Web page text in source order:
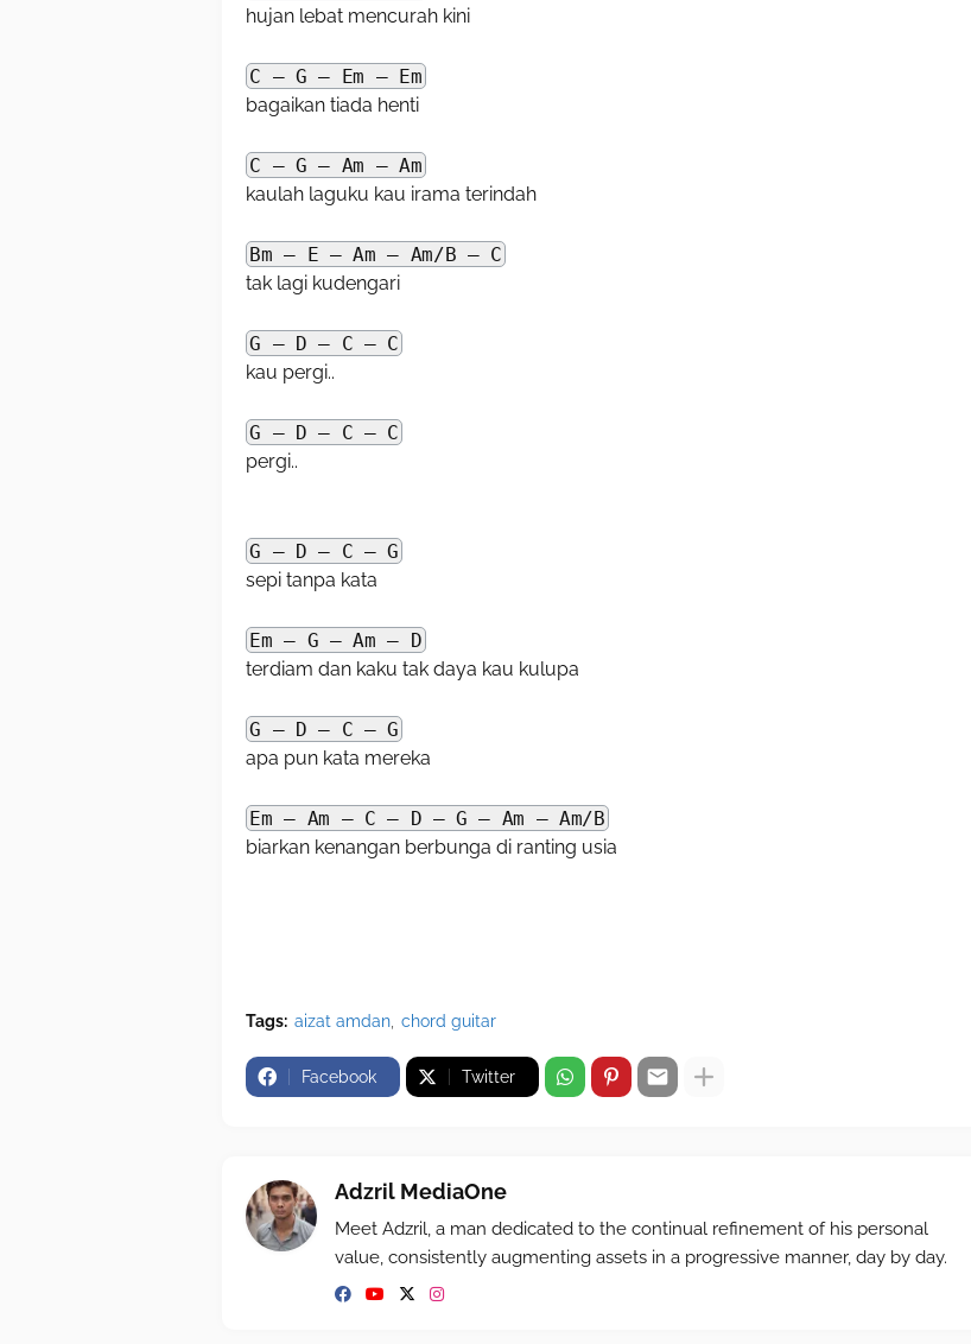
hujan lebat mencurah kini
C – G – Em – Em
bagaikan tiada henti
C – G – Am – Am
kaulah laguku kau irama terindah
Bm – E – Am – Am/B – C
tak lagi kudengari
G – D – C – C
kau pergi..
G – D – C – C
pergi..
G – D – C – G
sepi tanpa kata
Em – G – Am – D
terdiam dan kaku tak daya kau kulupa
G – D – C – G
apa pun kata mereka
Em – Am – C – D – G – Am – Am/B
biarkan kenangan berbunga di ranting usia
Tags: aizat amdan chord guitar
Facebook Twitter
Adzril MediaOne
Meet Adzril, a man dedicated to the continual refinement of his personal
value, consistently augmenting assets in a progressive manner, day by day.